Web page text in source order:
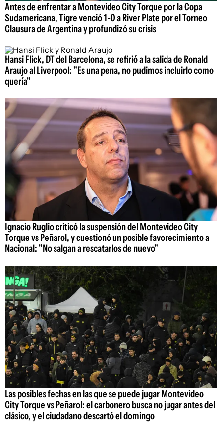
Antes de enfrentar a Montevideo City Torque por la Copa
Sudamericana, Tigre venció 1-0 a River Plate por el Torneo
Clausura de Argentina y profundizó su crisis
Hansi Flick, DT del Barcelona, se refirió a la salida de Ronald
Araujo al Liverpool: "Es una pena, no pudimos incluirlo como
quería"
Ignacio Ruglio criticó la suspensión del Montevideo City
Torque vs Peñarol, y cuestionó un posible favorecimiento a
Nacional: "No salgan a rescatarlos de nuevo"
Las posibles fechas en las que se puede jugar Montevideo
City Torque vs Peñarol: el carbonero busca no jugar antes del
clásico, y el ciudadano descartó el domingo